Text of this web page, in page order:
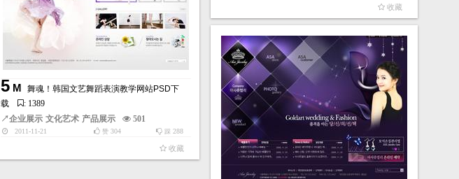
收藏
5M
舞魂！韩国文艺舞蹈表演教学网站PSD下
载
: 1389
↗企业展示 文化艺术 产品展示 501
2011-11-21 踩 288
赞304
收藏